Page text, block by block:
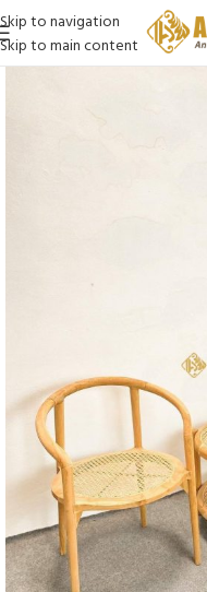
Skip to navigation
Skip to main content